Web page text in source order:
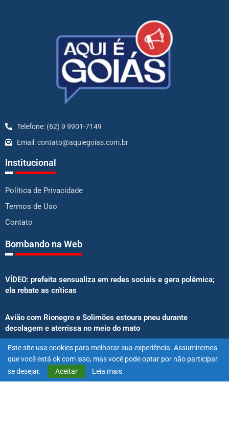
Telefone: (62) 9 9901-7149
Email: contato@aquiegoias.com.br
Institucional
Política de Privacidade
Termos de Uso
Contato
Bombando na Web
VÍDEO: prefeita sensualiza em redes sociais e gera polêmica;
ela rebate as críticas
Avião com Rionegro e Solimões estoura pneu durante
decolagem e aterrissa no meio do mato
Senado aprova proibição de atletas e influenciadores em
anúncios de bets
Este site usa cookies para melhorar sua experiência. Assumiremos
que você está ok com isso, mas você pode optar por não participar
se desejar.
Aceitar Leia mais